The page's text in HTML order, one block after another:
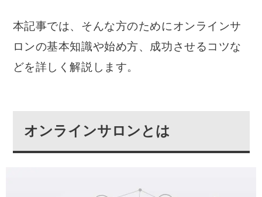
本記事では、そんな方のためにオンラインサ
ロンの基本知識や始め方、成功させるコツな
どを詳しく解説します。
オンラインサロンとは